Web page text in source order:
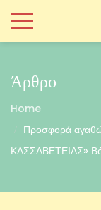
Άρθρο
Home
Προσφορά
ΚΑΣΣΑΒΕΤΕΙΑΣ»